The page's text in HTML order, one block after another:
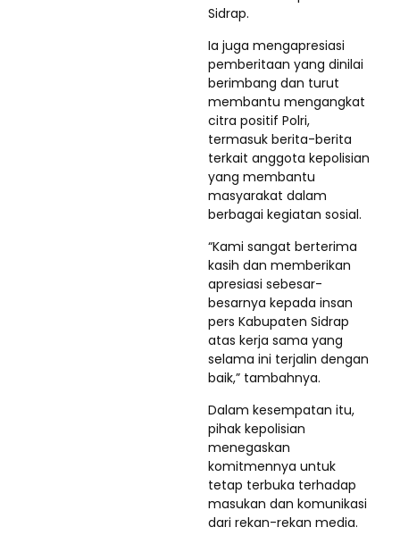
Sidrap.
Ia juga mengapresiasi
pemberitaan yang dinilai
berimbang dan turut
membantu mengangkat
citra positif Polri,
termasuk berita-berita
terkait anggota kepolisian
yang membantu
masyarakat dalam
berbagai kegiatan sosial.
“Kami sangat berterima
kasih dan memberikan
apresiasi sebesar-
besarnya kepada insan
pers Kabupaten Sidrap
atas kerja sama yang
selama ini terjalin dengan
baik,” tambahnya.
Dalam kesempatan itu,
pihak kepolisian
menegaskan
komitmennya untuk
tetap terbuka terhadap
masukan dan komunikasi
dari rekan-rekan media.